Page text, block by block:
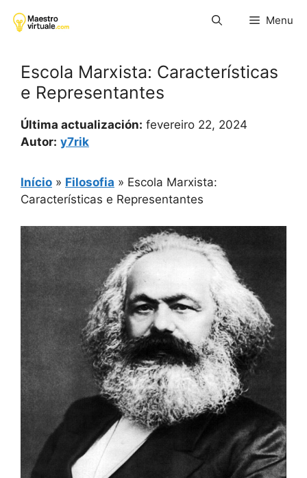
para
Menu
Escola Marxista: Características
e Representantes
Última actualización: fevereiro 22, 2024
Autor: y7rik
Início » Filosofia » Escola Marxista:
Características e Representantes